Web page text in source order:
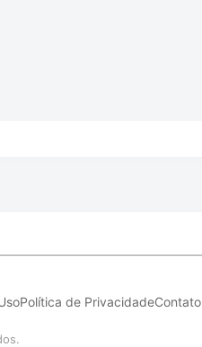
Política de PrivacidadeContato